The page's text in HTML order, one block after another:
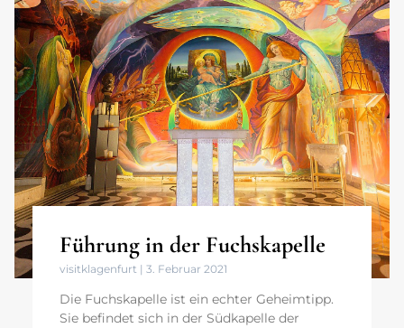
Führung in der Fuchskapelle
visitklagenfurt 3. Februar 2021
Die Fuchskapelle ist ein echter Geheimtipp.
Sie befindet sich in der Südkapelle der